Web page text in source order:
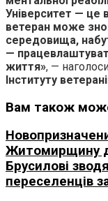
Університет — це
ветеран може
середовища,
—
життя», —
Інституту
Вам також
Житомирщину
Брусилові
переселенців